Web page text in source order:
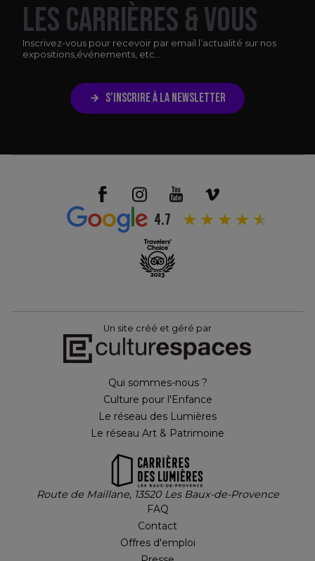
LES CARRIÈRES & VOUS
Inscrivez-vous pour recevoir par email l’actualité sur nos
expositions,événements, etc...
S’INSCRIRE À LA NEWSLETTER
4.7
Un site créé et géré par
Qui sommes-nous ?
Culture pour l'Enfance
Le réseau des Lumières
Le réseau Art & Patrimoine
Route de Maillane, 13520 Les Baux-de-Provence
FAQ
Contact
Offres d'emploi